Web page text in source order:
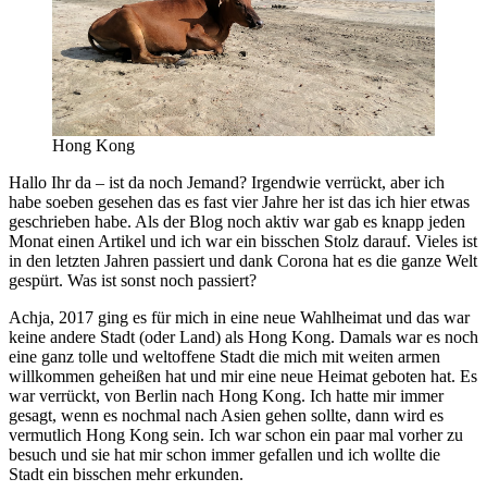
Hong Kong
Hallo Ihr da – ist da noch Jemand? Irgendwie verrückt, aber ich
habe soeben gesehen das es fast vier Jahre her ist das ich hier etwas
geschrieben habe. Als der Blog noch aktiv war gab es knapp jeden
Monat einen Artikel und ich war ein bisschen Stolz darauf. Vieles ist
in den letzten Jahren passiert und dank Corona hat es die ganze Welt
gespürt. Was ist sonst noch passiert?
Achja, 2017 ging es für mich in eine neue Wahlheimat und das war
keine andere Stadt (oder Land) als Hong Kong. Damals war es noch
eine ganz tolle und weltoffene Stadt die mich mit weiten armen
willkommen geheißen hat und mir eine neue Heimat geboten hat. Es
war verrückt, von Berlin nach Hong Kong. Ich hatte mir immer
gesagt, wenn es nochmal nach Asien gehen sollte, dann wird es
vermutlich Hong Kong sein. Ich war schon ein paar mal vorher zu
besuch und sie hat mir schon immer gefallen und ich wollte die
Stadt ein bisschen mehr erkunden.